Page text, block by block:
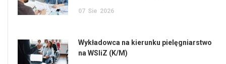
07 Sie 2026
Wykładowca na kierunku pielęgniarstwo
na WSIiZ (K/M)